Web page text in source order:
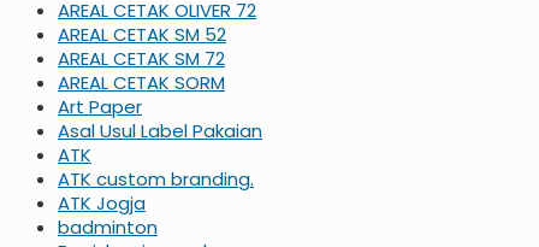
AREAL CETAK OLIVER 72
AREAL CETAK SM 52
AREAL CETAK SM 72
AREAL CETAK SORM
Art Paper
Asal Usul Label Pakaian
ATK
ATK custom branding.
ATK Jogja
badminton